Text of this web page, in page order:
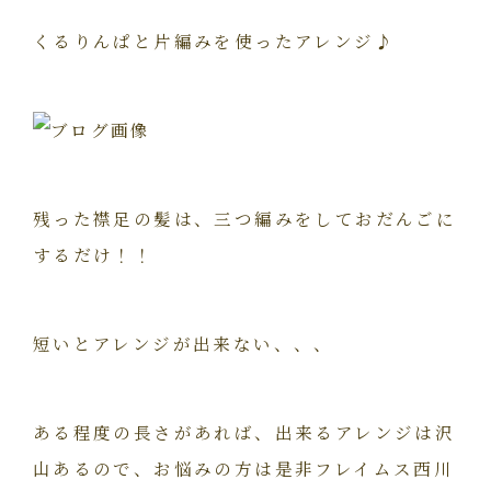
くるりんぱと片編みを使ったアレンジ♪
残った襟足の髪は、三つ編みをしておだんごに
するだけ！！
短いとアレンジが出来ない、、、
ある程度の長さがあれば、出来るアレンジは沢
山あるので、お悩みの方は是非フレイムス西川